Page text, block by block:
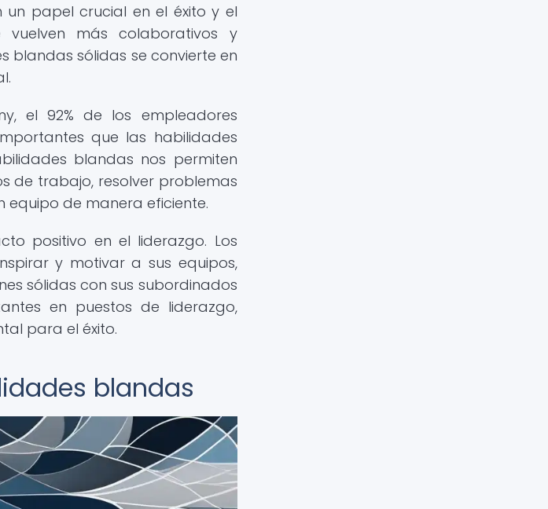
papel crucial en el éxito y el
más colaborativos y
blandas sólidas se convierte en
el 92% de los empleadores
que las habilidades
blandas nos permiten
de trabajo, resolver problemas
de manera eficiente.
positivo en el liderazgo. Los
y motivar a sus equipos,
sólidas con sus subordinados
en puestos de liderazgo,
para el éxito.
blandas